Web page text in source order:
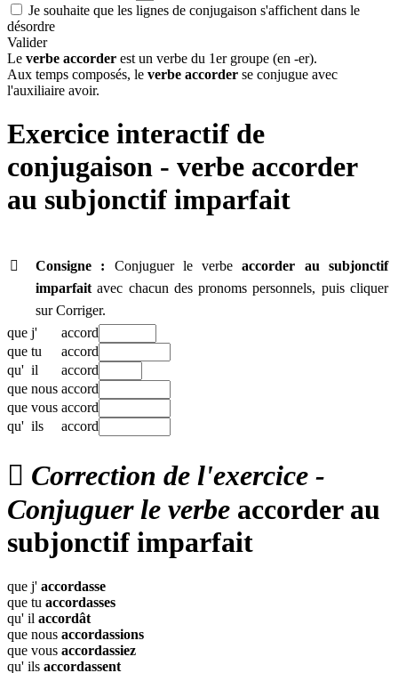
Je souhaite que les lignes de conjugaison s'affichent dans le
désordre
Valider
Le verbe accorder est un verbe du 1er groupe (en -er).
Aux temps composés, le verbe accorder se conjugue avec
l'auxiliaire avoir.
Exercice interactif de
conjugaison - verbe accorder
au subjonctif imparfait
 Consigne : Conjuguer le verbeaccorder
au subjonctif
imparfait avec chacun des pronoms personnels, puis cliquer
sur Corriger.
que j'
accord
que tu
accord
qu' il
accord
que nous accord
que vous accord
qu' ils accord
 Correction de l'exercice -
Conjuguer le verbe accorder au
subjonctif imparfait
que j' accordasse
que tu accordasses
qu' il accordât
que nous accordassions
que vous accordassiez
qu' ils accordassent